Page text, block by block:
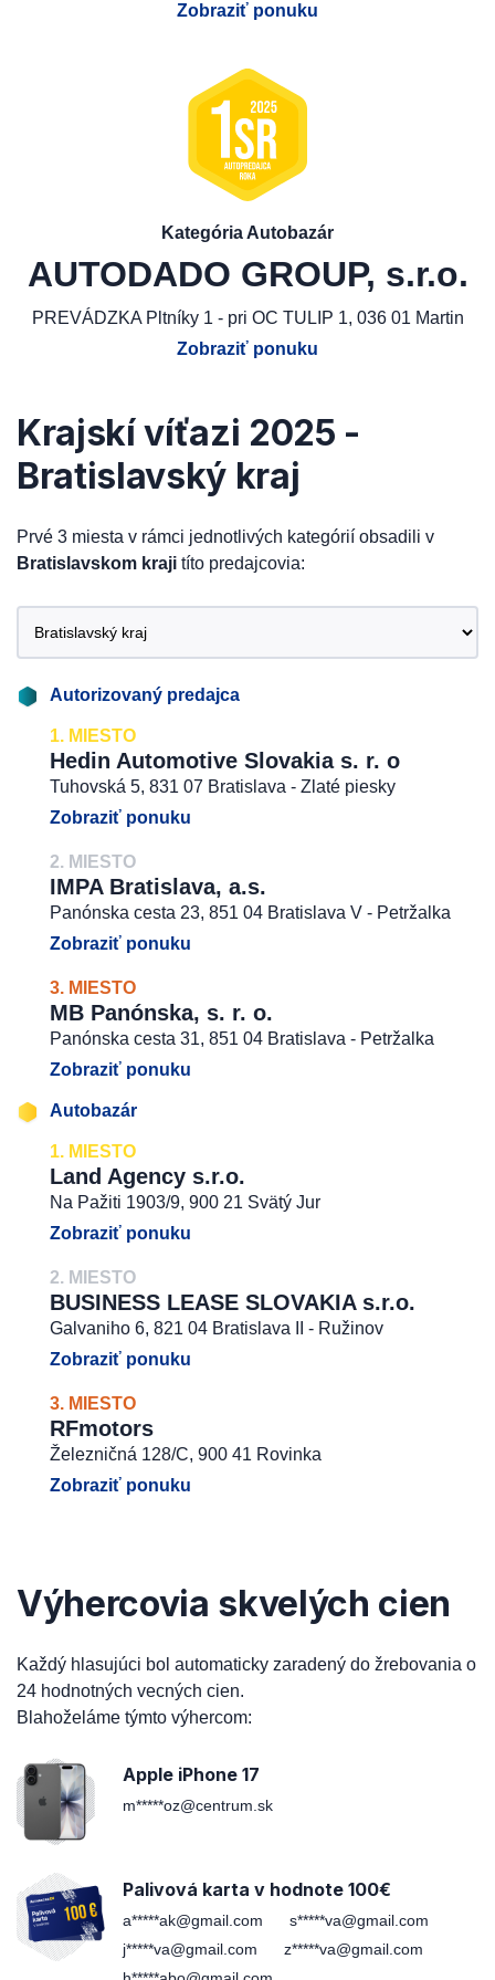
Zobraziť ponuku
Kategória Autobazár
AUTODADO GROUP, s.r.o.
PREVÁDZKA Pltníky 1 - pri OC TULIP 1, 036 01 Martin
Zobraziť ponuku
Krajskí víťazi 2025 -
Bratislavský kraj
Prvé 3 miesta v rámci jednotlivých kategórií obsadili v
Bratislavskom kraji títo predajcovia:
Autorizovaný predajca
1. MIESTO
Hedin Automotive Slovakia s. r. o
Tuhovská 5, 831 07 Bratislava - Zlaté piesky
Zobraziť ponuku
2. MIESTO
IMPA Bratislava, a.s.
Panónska cesta 23, 851 04 Bratislava V - Petržalka
Zobraziť ponuku
3. MIESTO
MB Panónska, s. r. o.
Panónska cesta 31, 851 04 Bratislava - Petržalka
Zobraziť ponuku
Autobazár
1. MIESTO
Land Agency s.r.o.
Na Pažiti 1903/9, 900 21 Svätý Jur
Zobraziť ponuku
2. MIESTO
BUSINESS LEASE SLOVAKIA s.r.o.
Galvaniho 6, 821 04 Bratislava II - Ružinov
Zobraziť ponuku
3. MIESTO
RFmotors
Železničná 128/C, 900 41 Rovinka
Zobraziť ponuku
Výhercovia skvelých cien
Každý hlasujúci bol automaticky zaradený do žrebovania o
24 hodnotných vecných cien.
Blahoželáme týmto výhercom:
Apple iPhone 17
m*****oz@centrum.sk
Palivová karta v hodnote 100€
a*****ak@gmail.com
s*****va@gmail.com
j*****va@gmail.com
z*****va@gmail.com